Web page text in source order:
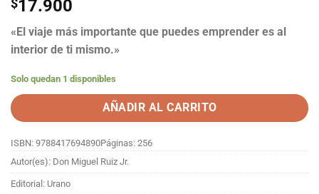
$17.900
«El viaje más importante que puedes emprender es al
interior de ti mismo.»
Solo quedan 1 disponibles
AÑADIR AL CARRITO
ISBN: 9788417694890Páginas: 256
Autor(es): Don Miguel Ruiz Jr.
Editorial: Urano